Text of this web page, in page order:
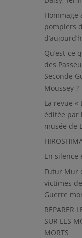
Hommage
pompiers
Qu’est-ce
des
Seconde
Moussey ?
La revue «
éditée par
musée de
En silence
Futur Mur
victimes
Guerre
RÉPARER
SUR LES
MORTS